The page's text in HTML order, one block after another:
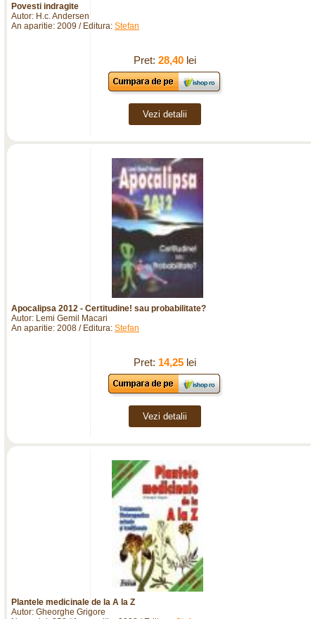
Povesti indragite
Autor: H.c. Andersen
An aparitie: 2009 / Editura: Stefan
Pret: 28,40lei
Vezi detalii
Apocalipsa 2012 - Certitudine! sau probabilitate?
Autor: Lemi Gemil Macari
An aparitie: 2008 / Editura: Stefan
Pret: 14,25lei
Vezi detalii
Plantele medicinale de la A la Z
Autor: Gheorghe Grigore